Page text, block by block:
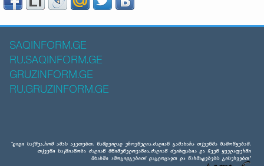
SAQINFORM.GE
RU.SAQINFORM.GE
GRUZINFORM.GE
RU.GRUZINFORM.GE